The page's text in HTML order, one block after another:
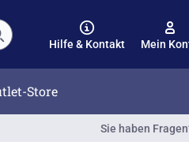
Hilfe & Kontakt Mein
Store
Sie haben